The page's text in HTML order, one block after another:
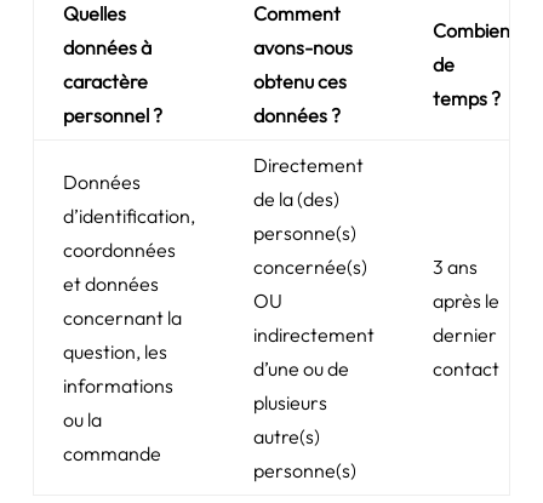
Quelles
données à
caractère
personnel ?
Comment
avons-nous
obtenu ces
données ?
Combien
de
temps ?
Données
d’identification,
coordonnées
et données
concernant la
question, les
informations
ou la
commande
Directement
de la (des)
personne(s)
concernée(s)
OU
indirectement
d’une ou de
plusieurs
autre(s)
personne(s)
3 ans
après le
dernier
contact